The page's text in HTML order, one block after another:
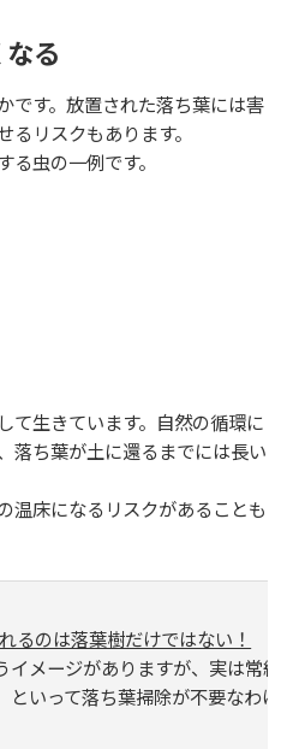
る
です。放置された落ち葉には害
リスクもあります。
虫の一例です。
て生きています。自然の循環に
落ち葉が土に還るまでには長い
温床になるリスクがあることも
のは落葉樹だけではない！
イメージがありますが、実は常
といって落ち葉掃除が不要なわ